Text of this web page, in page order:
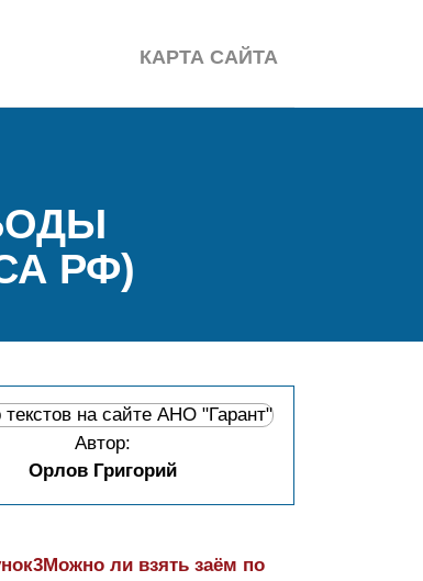
КАРТА САЙТА
РФ)
Автор:
Орлов Григорий
Можно ли взять заём по